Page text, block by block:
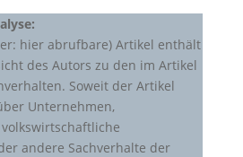
hier abrufbare) Artikel enthält
des Autors zu den im Artikel
Soweit der Artikel
Unternehmen,
andere Sachverhalte der